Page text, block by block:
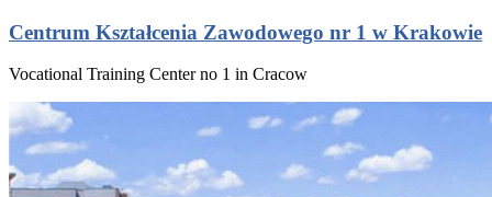
Centrum Kształcenia Zawodowego nr 1 w Krakowie
Vocational Training Center no 1 in Cracow